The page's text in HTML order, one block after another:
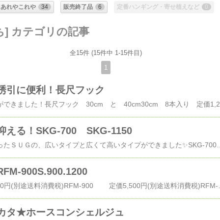
あれやこれや 34 販売終了品 6 定番ハンギング・寄せ植えなど 0
カテゴリの記事
全15件 (15件中 1-15件目)
1
引に便利！長尺フック
える！SKG-700 SKG-1150
すっかり定番になったＳＵＧの、広いタイプと広くて高いタイプができました✨SKG-700 定価2,500円(別途送料消費税)上部幅 41cm 全高 69.5cm (支柱部分長さ50cm・幅10cm)ブラック／アイボリー ​使用線径 6mm​SKG-1150 定価3,500円(別途送料消費税)上部幅 41cm 全高 114cm (支柱部分長さ100㎝・幅10cm)ブラック／アイボリー ​使用線径 6mm上が広いタイプと広
900S.900.1200
タ★ホースコンシェルジュ